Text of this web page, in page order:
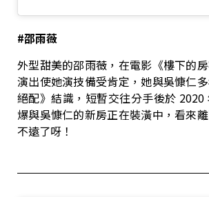
#邵雨薇
外型甜美的邵雨薇，在電影《樓下的
演出使她演技備受肯定，她與吳慷仁
絕配》結識，短暫交往分手後於
爆與吳慷仁的新房正在裝潢中，看來
不遠了呀！